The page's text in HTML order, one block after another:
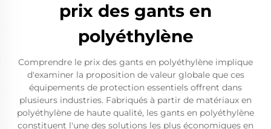
prix des gants en
polyéthylène
Comprendre le prix des gants en polyéthylène implique
d'examiner la proposition de valeur globale que ces
équipements de protection essentiels offrent dans
plusieurs industries. Fabriqués à partir de matériaux en
polyéthylène de haute qualité, les gants en polyéthylène
constituent l'une des solutions les plus économiques en